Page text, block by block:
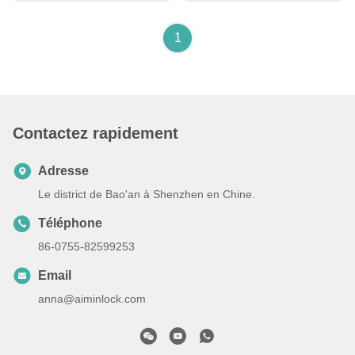
1
Contactez rapidement
Adresse
Le district de Bao'an à Shenzhen en Chine.
Téléphone
86-0755-82599253
Email
anna@aiminlock.com